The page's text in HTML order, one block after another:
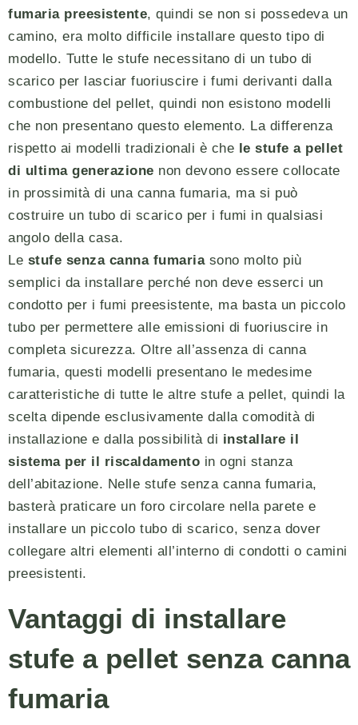
fumaria preesistente, quindi se non si possedeva un
camino, era molto difficile installare questo tipo di
modello. Tutte le stufe necessitano di un tubo di
scarico per lasciar fuoriuscire i fumi derivanti dalla
combustione del pellet, quindi non esistono modelli
che non presentano questo elemento. La differenza
rispetto ai modelli tradizionali è che le stufe a pellet
di ultima generazione non devono essere collocate
in prossimità di una canna fumaria, ma si può
costruire un tubo di scarico per i fumi in qualsiasi
angolo della casa.
Le stufe senza canna fumariasono molto più
semplici da installare perché non deve esserci un
condotto per i fumi preesistente, ma basta un piccolo
tubo per permettere alle emissioni di fuoriuscire in
completa sicurezza. Oltre all’assenza di canna
fumaria, questi modelli presentano le medesime
caratteristiche di tutte le altre stufe a pellet, quindi la
scelta dipende esclusivamente dalla comodità di
installazione e dalla possibilità di installare il
sistema per il riscaldamento in ogni stanza
dell’abitazione. Nelle stufe senza canna fumaria,
basterà praticare un foro circolare nella parete e
installare un piccolo tubo di scarico, senza dover
collegare altri elementi all’interno di condotti o camini
preesistenti.
Vantaggi di installare
stufe a pellet senza canna
fumaria